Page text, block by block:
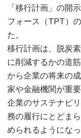
「移行計画」の開
フォース（TPT）
た。
移行計画は、脱炭
に削減するかの道
から企業の将来の
家や金融機関が重要
企業のサステナビ
務の履行にとどま
められるようにな